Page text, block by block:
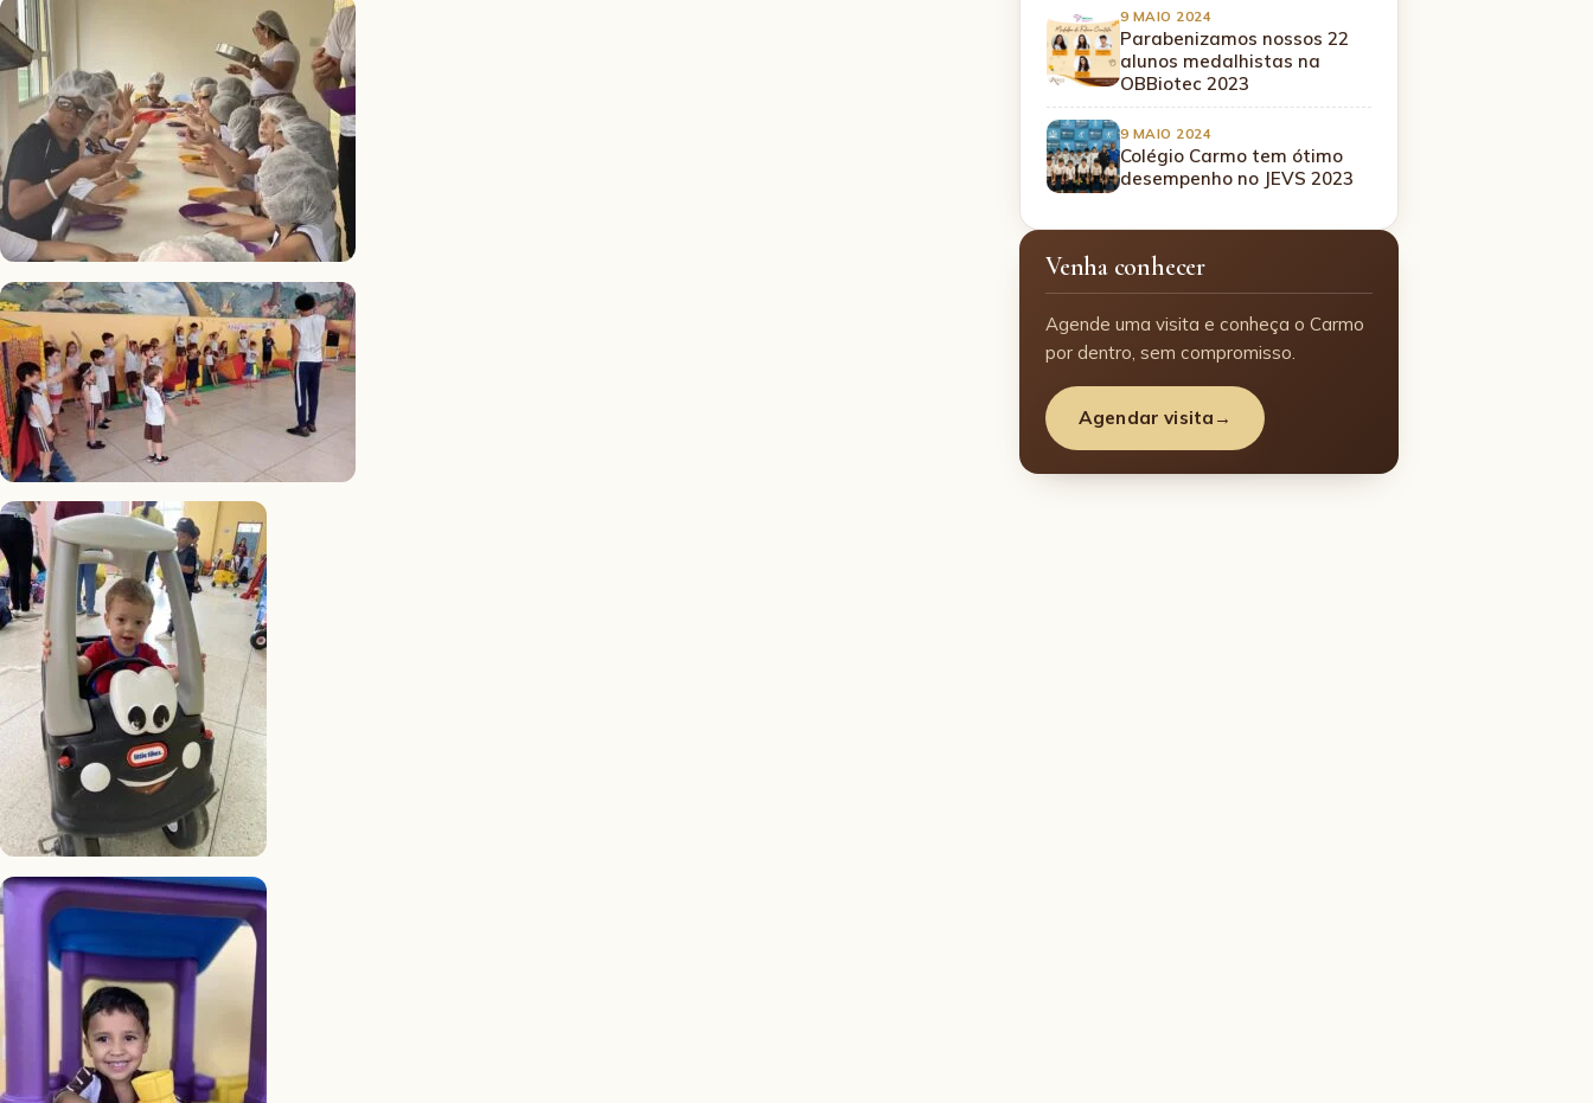
9 MAIO 2024
Parabenizamos nossos 22
alunos medalhistas na
OBBiotec 2023
9 MAIO 2024
Colégio Carmo tem ótimo
desempenho no JEVS 2023
Venha conhecer
Agende uma visita e conheça o Carmo
por dentro, sem compromisso.
Agendar visita →